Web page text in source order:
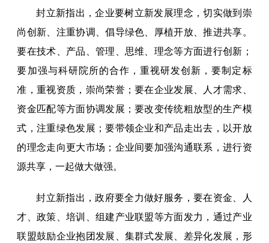
封立新指出，企业要树立新发展理念，切实做到崇
尚创新、注重协调、倡导绿色、厚植开放、推进共享。
要在技术、产品、管理、思维、理念等方面进行创新；
要加强与科研院所的合作，重视研发创新，要制定标
准，重视资质，崇尚荣誉；要在企业发展、人才需求、
资金匹配等方面协调发展；要改变传统粗放型的生产模
式，注重绿色发展；要带领企业和产品走出去，以开放
的理念走向更大市场；企业间要加强沟通联系，进行资
源共享，一起做大做强。
封立新指出，政府要全力做好服务，要在资金、人
才、政策、培训、组建产业联盟等方面发力，通过产业
联盟鼓励企业抱团发展、集群式发展、差异化发展，形